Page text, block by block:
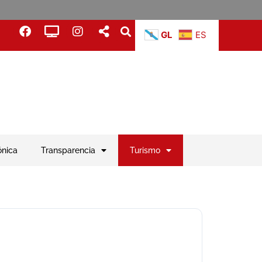
GL ES
Transparencia Turismo